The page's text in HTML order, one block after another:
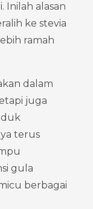
Inilah alasan
ke stevia
ramah
dalam
juga
terus
gula
berbagai